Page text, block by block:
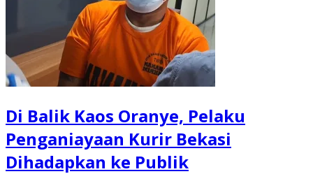
Di Balik Kaos Oranye, Pelaku
Penganiayaan Kurir Bekasi
Dihadapkan ke Publik